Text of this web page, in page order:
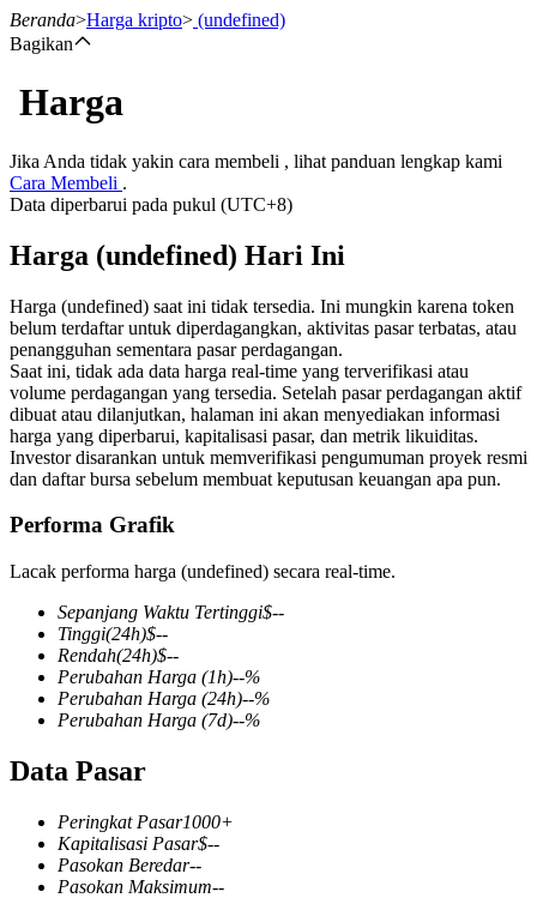
Berjangka
USDT Berjangka
Kontrak berjangka menggunakan USDT sebagai jaminannya
COIN-M Berjangka
Mata Uang Kripto Berjangka
TradFi
Derivatif saham, forex, logam mulia, dan komoditas
Beranda>Harga kripto> (undefined)
Bagikan
Harga
Jika Anda tidak yakin cara membeli , lihat panduan lengkap kami
Cara Membeli .
Data diperbarui pada pukul (UTC+8)
Harga (undefined) Hari Ini
Harga (undefined) saat ini tidak tersedia. Ini mungkin karena token
belum terdaftar untuk diperdagangkan, aktivitas pasar terbatas, atau
penangguhan sementara pasar perdagangan.
Saat ini, tidak ada data harga real-time yang terverifikasi atau
volume perdagangan yang tersedia. Setelah pasar perdagangan aktif
dibuat atau dilanjutkan, halaman ini akan menyediakan informasi
harga yang diperbarui, kapitalisasi pasar, dan metrik likuiditas.
Investor disarankan untuk memverifikasi pengumuman proyek resmi
dan daftar bursa sebelum membuat keputusan keuangan apa pun.
Performa Grafik
Lacak performa harga (undefined) secara real-time.
Sepanjang Waktu Tertinggi$--
Tinggi(24h)$--
Rendah(24h)$--
Perubahan Harga (1h)--%
Perubahan Harga (24h)--%
Perubahan Harga (7d)--%
Data Pasar
Peringkat Pasar1000+
Kapitalisasi Pasar$--
Pasokan Beredar--
Pasokan Maksimum--